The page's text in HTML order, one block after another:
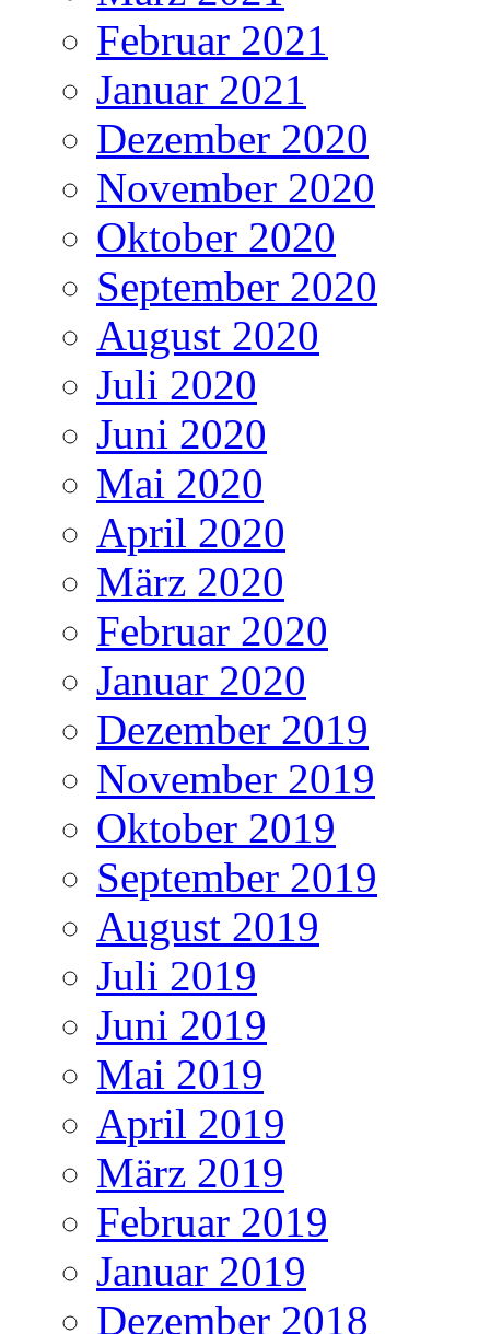
Februar 2021
Januar 2021
Dezember 2020
November 2020
Oktober 2020
September 2020
August 2020
Juli 2020
Juni 2020
Mai 2020
April 2020
März 2020
Februar 2020
Januar 2020
Dezember 2019
November 2019
Oktober 2019
September 2019
August 2019
Juli 2019
Juni 2019
Mai 2019
April 2019
März 2019
Februar 2019
Januar 2019
Dezember 2018